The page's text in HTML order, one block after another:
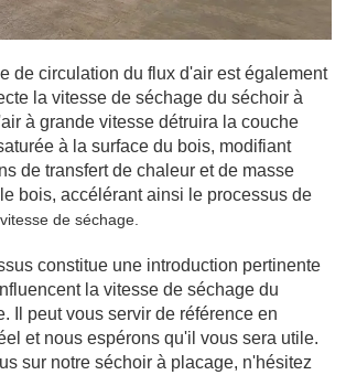
de circulation du flux d'air est également
la vitesse de séchage du séchoir à
à grande vitesse détruira la couche
à la surface du bois, modifiant
de transfert de chaleur et de masse
bois, accélérant ainsi le processus de
vitesse de séchage.
constitue une introduction pertinente
la vitesse de séchage du
Il peut vous servir de référence en
et nous espérons qu'il vous sera utile.
sur notre séchoir à placage, n'hésitez